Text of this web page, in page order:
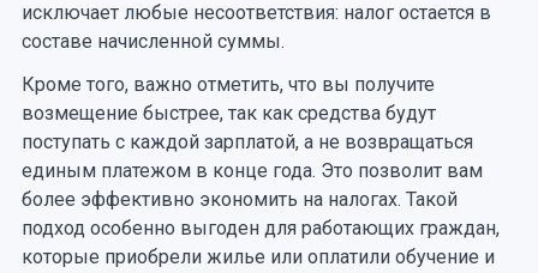
исключает любые несоответствия: налог остается в
составе начисленной суммы.
Кроме того, важно отметить, что вы получите
возмещение быстрее, так как средства будут
поступать с каждой зарплатой, а не возвращаться
единым платежом в конце года. Это позволит вам
более эффективно экономить на налогах. Такой
подход особенно выгоден для работающих граждан,
которые приобрели жилье или оплатили обучение и